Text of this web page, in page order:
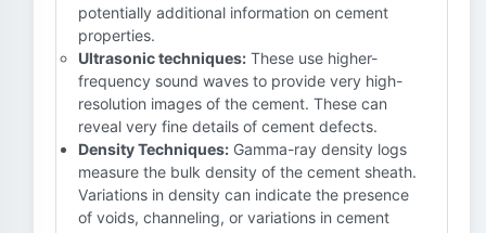
potentially additional information on cement
properties.
Ultrasonic techniques: These use higher-
frequency sound waves to provide very high-
resolution images of the cement. These can
reveal very fine details of cement defects.
Density Techniques: Gamma-ray density logs
measure the bulk density of the cement sheath.
Variations in density can indicate the presence
of voids, channeling, or variations in cement